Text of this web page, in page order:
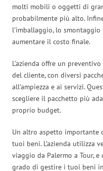
molti mobili o oggetti di
probabilmente più alto.
l’imballaggio, lo
aumentare il costo finale.
L’azienda offre un
del cliente, con diversi
all’ampiezza e ai servizi.
scegliere il pacchetto più
proprio budget.
Un altro aspetto importante
tuoi beni. L’azienda utilizza
viaggio da Palermo a Tour,
grado di gestire i tuoi beni